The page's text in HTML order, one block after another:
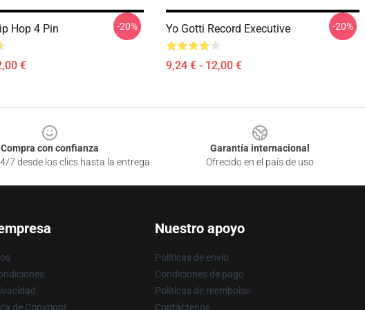
Hop 4 Pin
€
-20% Yo Gotti Record Executive
9,24 € - 12,00 €
-20%
Compra con confianza
7 desde los clics hasta la entrega
Garantía internacional
Ofrecido en el país de uso
de Copyright
Nuestro apoyo
Políticas de envío
Condiciones de pago
Políticas de reembolso
Contáctenos